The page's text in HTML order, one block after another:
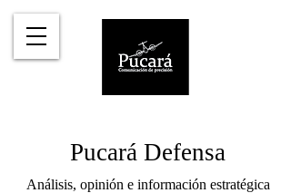
Pucará Defensa
Análisis, opinión e información estratégica